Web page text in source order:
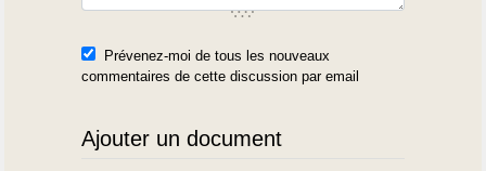
Prévenez-moi de tous les nouveaux
commentaires de cette discussion par email
Ajouter un document